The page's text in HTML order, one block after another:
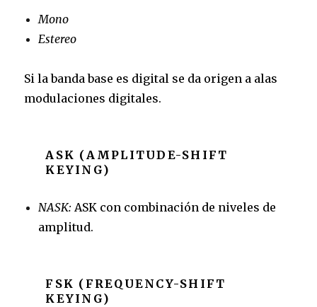
Mono
Estereo
Si la banda base es digital se da origen a alas
modulaciones digitales.
ASK (AMPLITUDE-SHIFT
KEYING)
NASK: ASK con combinación de niveles de
amplitud.
FSK (FREQUENCY-SHIFT
KEYING)